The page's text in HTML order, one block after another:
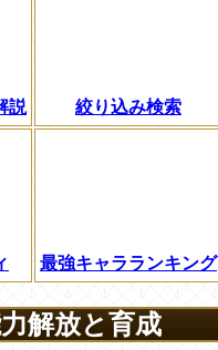
説 絞り込み検索
最強キャラランキング
解放と育成